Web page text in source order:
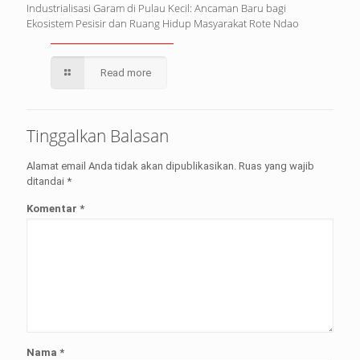
Industrialisasi Garam di Pulau Kecil: Ancaman Baru bagi
Ekosistem Pesisir dan Ruang Hidup Masyarakat Rote Ndao
Read more
Tinggalkan Balasan
Alamat email Anda tidak akan dipublikasikan. Ruas yang wajib
ditandai *
Komentar *
Nama *